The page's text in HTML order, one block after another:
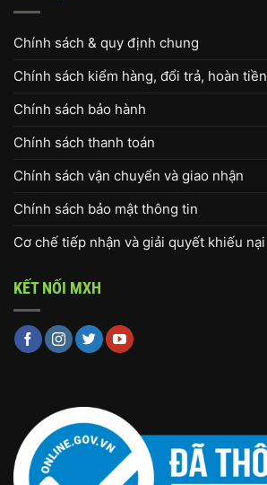
Chính sách & quy định chung
Chính sách kiểm hàng, đổi trả, hoàn tiền
Chính sách bảo hành
Chính sách thanh toán
Chính sách vận chuyển và giao nhận
Chính sách bảo mật thông tin
Cơ chế tiếp nhận và giải quyết khiếu nại
KẾT NỐI MXH